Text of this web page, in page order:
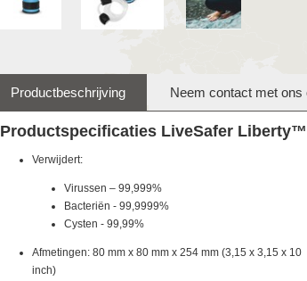
Productbeschrijving Neem contact met ons
Productspecificaties LiveSafer
Verwijdert:
Virussen – 99,999%
Bacteriën - 99,9999%
Cysten - 99,99%
Afmetingen: 80 mm x 80 mm x 254 mm (3,15 x 3,15 x 10
inch)